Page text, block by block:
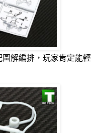
解編排，玩家肯定能輕